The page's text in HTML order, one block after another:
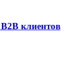
клиентов